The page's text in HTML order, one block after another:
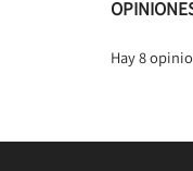
Hay 8